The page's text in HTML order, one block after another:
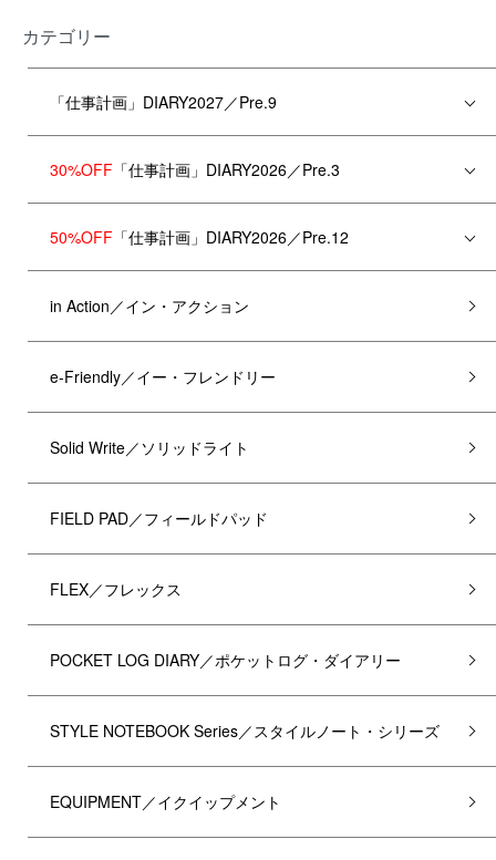
カテゴリー
「仕事計画」DIARY2027／Pre.9
30%OFF 「仕事計画」DIARY2026／Pre.3
50%OFF 「仕事計画」DIARY2026／Pre.12
in Action／イン・アクション
e-Friendly／イー・フレンドリー
Solid Write／ソリッドライト
FIELD PAD／フィールドパッド
FLEX／フレックス
POCKET LOG DIARY／ポケットログ・ダイアリー
STYLE NOTEBOOK Series／スタイルノート・シリーズ
EQUIPMENT／イクイップメント